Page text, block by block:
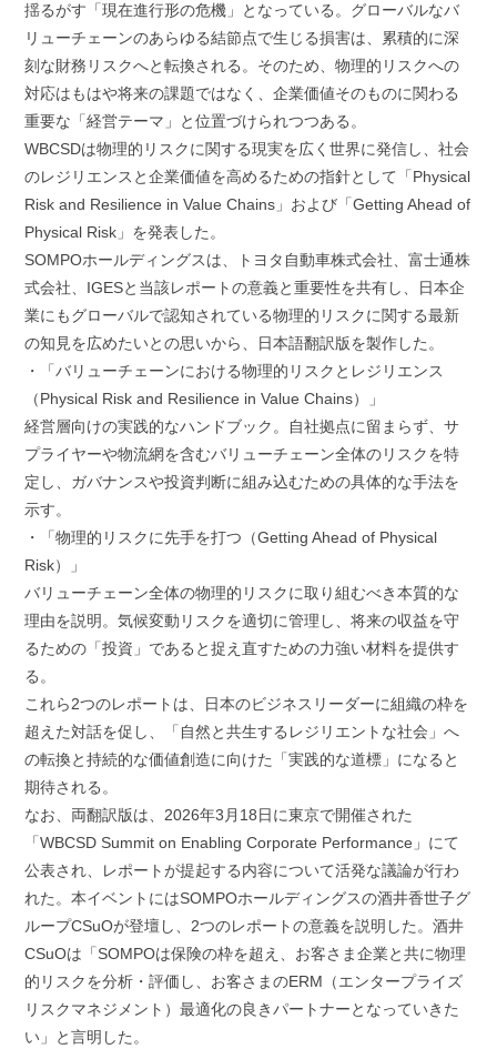
揺るがす「現在進行形の危機」となっている。グローバルなバ
リューチェーンのあらゆる結節点で生じる損害は、累積的に深
刻な財務リスクへと転換される。そのため、物理的リスクへの
対応はもはや将来の課題ではなく、企業価値そのものに関わる
重要な「経営テーマ」と位置づけられつつある。
WBCSDは物理的リスクに関する現実を広く世界に発信し、社会
のレジリエンスと企業価値を高めるための指針として「Physical
Risk and Resilience in Value Chains」および「Getting Ahead of
Physical Risk」を発表した。
SOMPOホールディングスは、トヨタ自動車株式会社、富士通株
式会社、IGESと当該レポートの意義と重要性を共有し、日本企
業にもグローバルで認知されている物理的リスクに関する最新
の知見を広めたいとの思いから、日本語翻訳版を製作した。
・「バリューチェーンにおける物理的リスクとレジリエンス
（Physical Risk and Resilience in Value Chains）」
経営層向けの実践的なハンドブック。自社拠点に留まらず、サ
プライヤーや物流網を含むバリューチェーン全体のリスクを特
定し、ガバナンスや投資判断に組み込むための具体的な手法を
示す。
・「物理的リスクに先手を打つ（Getting Ahead of Physical
Risk）」
バリューチェーン全体の物理的リスクに取り組むべき本質的な
理由を説明。気候変動リスクを適切に管理し、将来の収益を守
るための「投資」であると捉え直すための力強い材料を提供す
る。
これら2つのレポートは、日本のビジネスリーダーに組織の枠を
超えた対話を促し、「自然と共生するレジリエントな社会」へ
の転換と持続的な価値創造に向けた「実践的な道標」になると
期待される。
なお、両翻訳版は、2026年3月18日に東京で開催された
「WBCSD Summit on Enabling Corporate Performance」にて
公表され、レポートが提起する内容について活発な議論が行わ
れた。本イベントにはSOMPOホールディングスの酒井香世子グ
ループCSuOが登壇し、2つのレポートの意義を説明した。酒井
CSuOは「SOMPOは保険の枠を超え、お客さま企業と共に物理
的リスクを分析・評価し、お客さまのERM（エンタープライズ
リスクマネジメント）最適化の良きパートナーとなっていきた
い」と言明した。